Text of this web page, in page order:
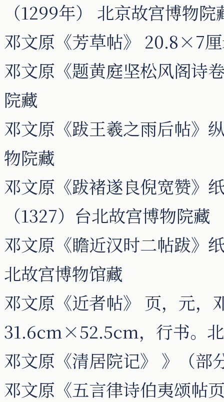
（1299年） 北京故宫博物院
邓文原《芳草帖》 20.8×7
邓文原《题黄庭坚松风阁诗
院藏
邓文原《跋王羲之雨后帖》
物院藏
邓文原《跋褚遂良倪宽赞》
（1327）台北故宫博物院藏
邓文原《瞻近汉时二帖跋》
北故宫博物馆藏
邓文原《近者帖》 页，元，
31.6cm×52.5cm，行书。
邓文原《清居院记》 》（部
邓文原《五言律诗伯夷颂